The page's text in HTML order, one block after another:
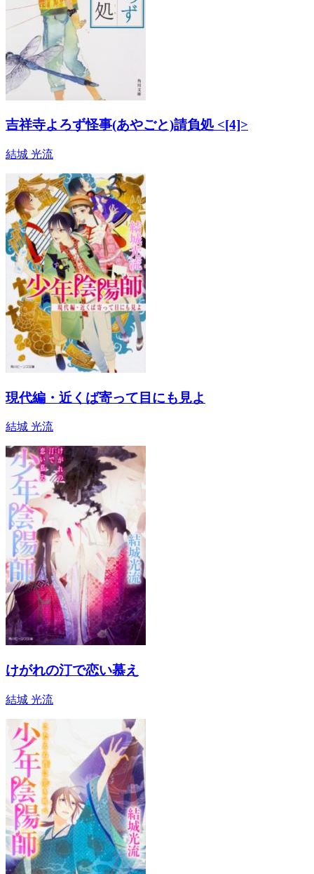
吉祥寺よろず怪事(あやごと)請負処 <[4]>
結城 光流
現代編・近くば寄って目にも見よ
結城 光流
けがれの汀で恋い慕え
結城 光流